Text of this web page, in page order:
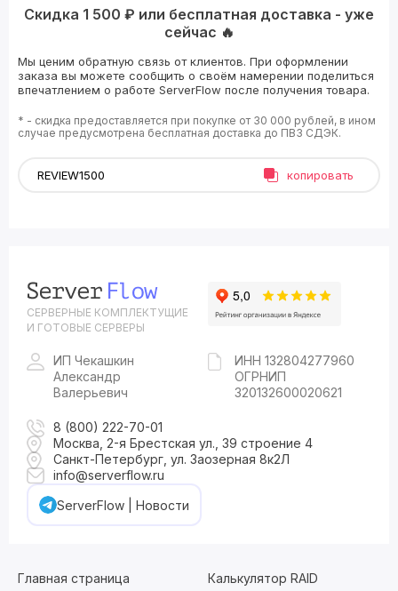
Скидка 1 500 ₽ или бесплатная доставка - уже
сейчас 🔥
Мы ценим обратную связь от клиентов. При оформлении
заказа вы можете сообщить о своём намерении поделиться
впечатлением о работе ServerFlow после получения товара.
* - скидка предоставляется при покупке от 30 000 рублей, в ином
случае предусмотрена бесплатная доставка до ПВЗ СДЭК.
копировать
СЕРВЕРНЫЕ КОМПЛЕКТУЩИЕ
И ГОТОВЫЕ СЕРВЕРЫ
ИП Чекашкин
Александр
Валерьевич
ИНН 132804277960
ОГРНИП
320132600020621
8 (800) 222-70-01
Москва, 2-я Брестская ул., 39 строение 4
Санкт-Петербург, ул. Заозерная 8к2Л
info@serverflow.ru
ServerFlow | Новости
Главная страница Калькулятор RAID